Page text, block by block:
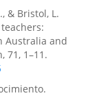
& Bristol, L.
Australia and
71, 1–11.